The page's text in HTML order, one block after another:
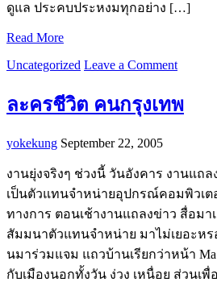
ดูแล ประคบประหงมทุกอย่าง […]
Read More
Uncategorized Leave a Comment
ละครชีวิต คนกรุงเทพ
yokekung September 22, 2005
งานยุ่งจริงๆ ช่วงนี้ วันอังคาร งานแถ
เป็นตัวแทนจำหน่ายอุปกรณ์คอมพิวเต
ทางการ ตอนเช้างานแถลงข่าว สื่อมา
สัมมนาตัวแทนจำหน่าย มาไม่เยอะห
นมาร่วมแจม แถวบ้านเรียกว่าหน้า
กับเมืองนอกทั้งวัน ง่วง เหนื่อย ส่วนเ